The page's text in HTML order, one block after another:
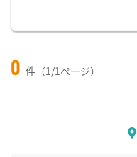
0 件（1/1ページ）